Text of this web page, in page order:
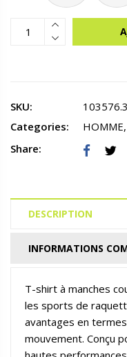
SKU:
Categories:
HOMME,
Share:
DESCRIPTION
INFORMATIONS
T-shirt à manches
les sports de
avantages en
mouvement. Conçu